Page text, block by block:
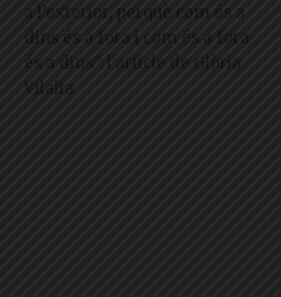
a l’exterior, perquè com és a
dins és a fora i com és a fora
és a dins": l'article de Glòria
Vilalta